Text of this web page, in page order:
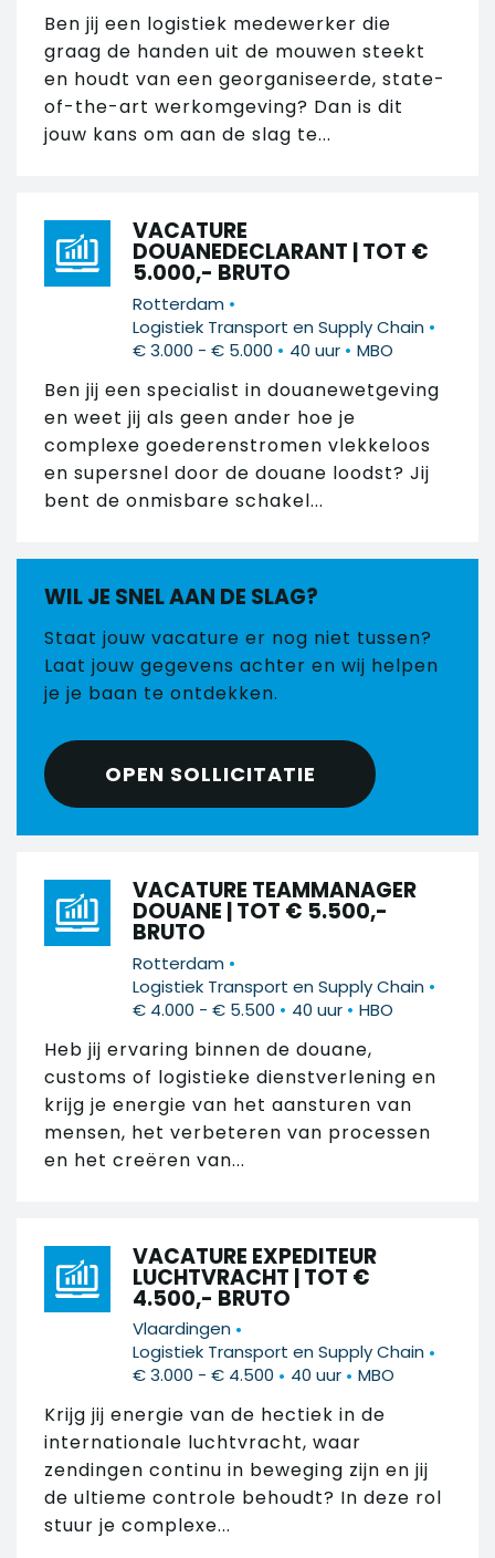
Ben jij een logistiek medewerker die
graag de handen uit de mouwen steekt
en houdt van een georganiseerde, state-
of-the-art werkomgeving? Dan is dit
jouw kans om aan de slag te...
VACATURE
DOUANEDECLARANT | TOT €
5.000,- BRUTO
Rotterdam •
Logistiek Transport en Supply Chain •
€ 3.000 - € 5.000 • 40 uur • MBO
Ben jij een specialist in douanewetgeving
en weet jij als geen ander hoe je
complexe goederenstromen vlekkeloos
en supersnel door de douane loodst? Jij
bent de onmisbare schakel...
WIL JE SNEL AAN DE SLAG?
Staat jouw vacature er nog niet tussen?
Laat jouw gegevens achter en wij helpen
je je baan te ontdekken.
OPEN SOLLICITATIE
VACATURE TEAMMANAGER
DOUANE | TOT € 5.500,-
BRUTO
Rotterdam •
Logistiek Transport en Supply Chain •
€ 4.000 - € 5.500 • 40 uur • HBO
Heb jij ervaring binnen de douane,
customs of logistieke dienstverlening en
krijg je energie van het aansturen van
mensen, het verbeteren van processen
en het creëren van...
VACATURE EXPEDITEUR
LUCHTVRACHT | TOT €
4.500,- BRUTO
Vlaardingen •
Logistiek Transport en Supply Chain •
€ 3.000 - € 4.500 • 40 uur • MBO
Krijg jij energie van de hectiek in de
internationale luchtvracht, waar
zendingen continu in beweging zijn en jij
de ultieme controle behoudt? In deze rol
stuur je complexe...